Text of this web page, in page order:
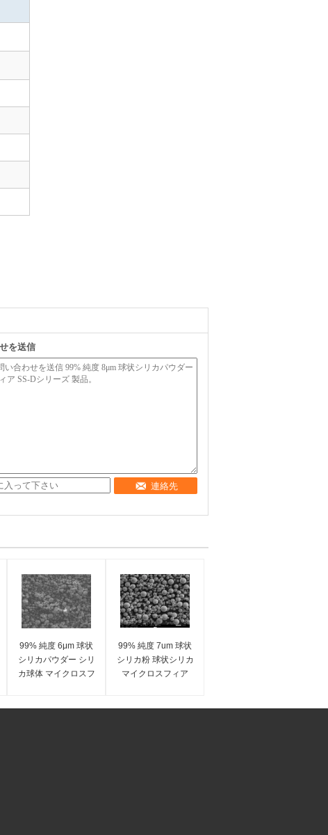
を送信
連絡先
99% 純度 6μm 球状
シリカパウダー シリ
カ球体 マイクロスフ
99% 純度 7um 球状
シリカ粉 球状シリカ
マイクロスフィア